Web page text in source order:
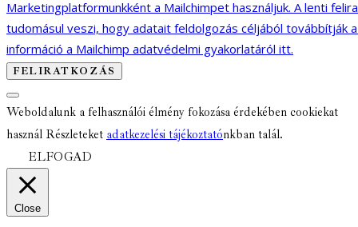
Marketingplatformunkként a Mailchimpet használjuk. A lenti
tudomásul veszi, hogy adatait feldolgozás céljából továbbítják
információ a Mailchimp adatvédelmi gyakorlatáról itt.
Weboldalunk a felhasználói élmény fokozása érdekében cookiekat
használ Részleteket adatkezelési tájékoztatónkban talál.
ELFOGAD
Close